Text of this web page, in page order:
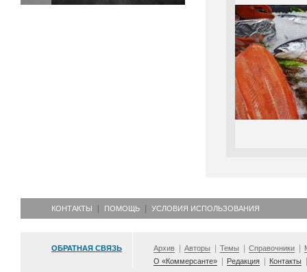
КОНТАКТЫ ПОМОЩЬ УСЛОВИЯ ИСПОЛЬЗОВАНИЯ
ОБРАТНАЯ СВЯЗЬ Архив Авторы Темы Справочники
О «Коммерсанте»
Редакция Контакты